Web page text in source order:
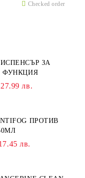
Checked order
ЗА
ФУНКЦИЯ
27.99 лв.
ПРОТИВ
лв.